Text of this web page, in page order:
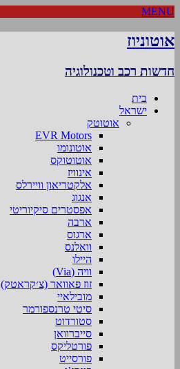
MENU
אוטוניוז
חדשות רכב וטכנולוגיה
בית
ישראל
אוטוטק
EVR Motors
אוטונומו
אוטוטוקס
אינוויז
אלקטריאון וויירלס
אנגוג
אפסטרים סיקיוריטי
ארבה
ארגוס
וואלנס
היילו
וויה (Via)
זוז פאוואר (צ׳קראטק)
מובילאיי
סיטי טרנספורמר
סטורדוט
סייברוואן
פורטליקס
פורסייט